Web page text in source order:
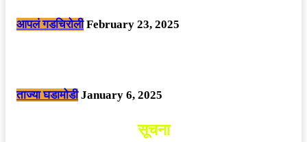
आपलं गडचिरोली February 23, 2025
ताज्या घडामोडी January 6, 2025
सूचना